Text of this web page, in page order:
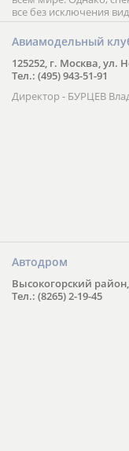
все без исключения
Авиамодельный
125252, г. Москва, ул.
Тел.: (495) 943-51-91
Директор - БУРЦЕВ
Автодром
Высокогорский
Тел.: (8265) 2-19-45